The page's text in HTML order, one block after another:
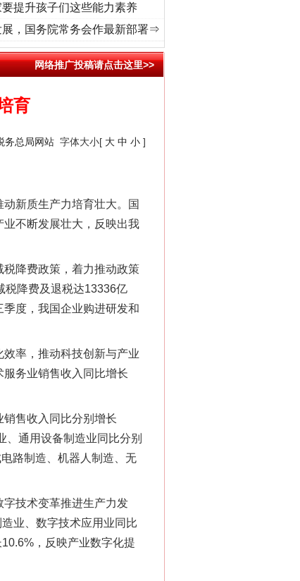
心使命 奋进复兴征程丨“转折之城”激荡..
提升孩子们这些能力素养
，国务院常务会作最新部署⇒
网络推广投稿请点击这里>>
育
务总局网站 字体大小[ 大 中 小 ]
新质生产力培育壮大。国
不断发展壮大，反映出我
降费政策，着力推动政策
税降费及退税达13336亿
度，我国企业购进研发和
率，推动科技创新与产业
务业销售收入同比增长
售收入同比分别增长
通用设备制造业同比分别
路制造、机器人制造、无
技术变革推进生产力发
业、数字技术应用业同比
，反映产业数字化提
“神药”背后的真相